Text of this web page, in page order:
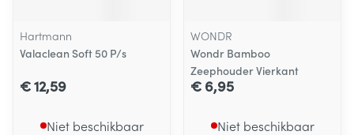
Hartmann
Valaclean Soft 50 P/s
€ 12,59
Niet beschikbaar
WONDR
Wondr Bamboo
Zeephouder Vierkant
€ 6,95
Niet beschikbaar